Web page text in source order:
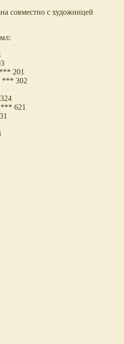
совместно с художницей
201
*** 302
621